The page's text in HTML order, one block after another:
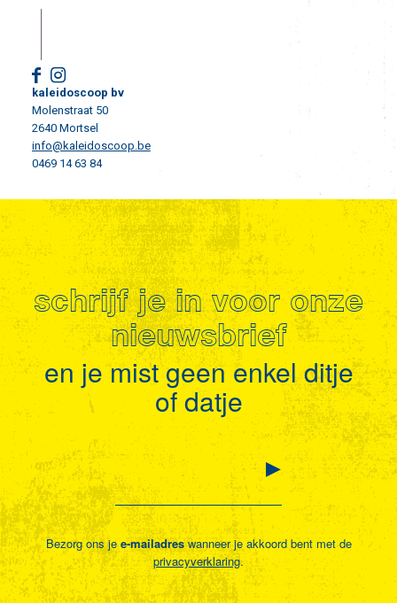
kaleidoscoop bv
Molenstraat 50
2640 Mortsel
info@kaleidoscoop.be
0469 14 63 84
schrijf je in voor onze
nieuwsbrief
en je mist geen enkel ditje
of datje
Bezorg ons je e-mailadreswanneer je akkoord bent met de
privacyverklaring.